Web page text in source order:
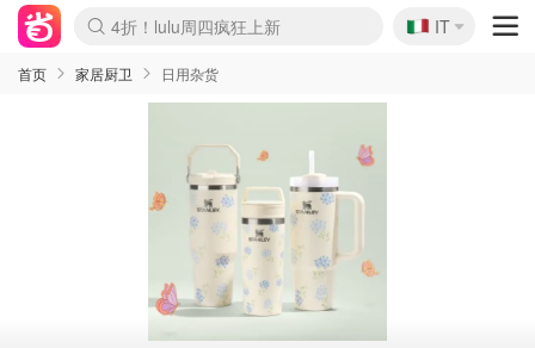
Boticinal 夏促开抢！
4折！lulu周四疯狂上新
速领！Stanley独家85折
Zalando 奥莱闪促！每日更新
🇮🇹
IT
首页 家居厨卫 日用杂货